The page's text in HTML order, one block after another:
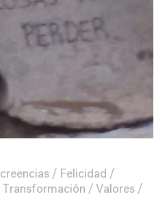
creencias
Felicidad
Transformación
Valores